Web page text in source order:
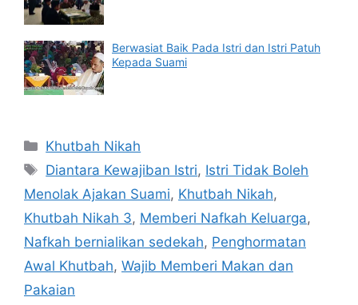
Berwasiat Baik Pada Istri dan Istri Patuh
Kepada Suami
Categories
Khutbah Nikah
Tags
Diantara Kewajiban Istri, Istri Tidak Boleh
Menolak Ajakan Suami, Khutbah Nikah,
Khutbah Nikah 3, Memberi Nafkah Keluarga,
Nafkah bernialikan sedekah, Penghormatan
Awal Khutbah, Wajib Memberi Makan dan
Pakaian